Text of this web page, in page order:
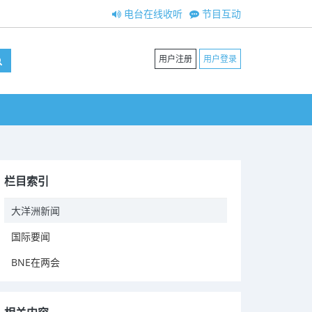
节目互动
电台在线收听
用户注册 用户登录
栏目索引
大洋洲新闻
国际要闻
BNE在两会